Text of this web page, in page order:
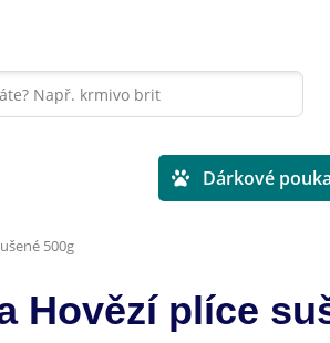
Dárkové
500g
Hovězí plíce